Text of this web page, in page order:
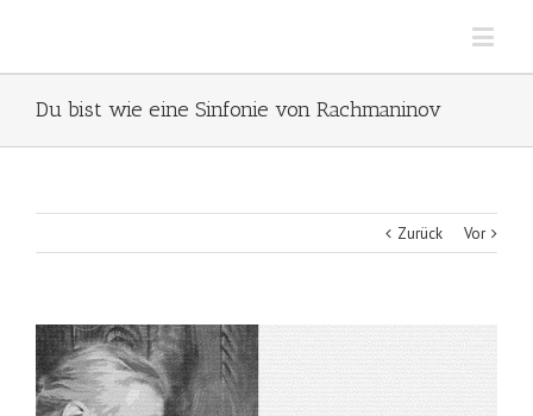
Du bist wie eine Sinfonie von Rachmaninov
Zurück Vor